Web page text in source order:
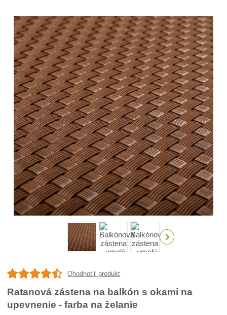
Ohodnotiť produkt
Ratanová zástena na balkón s okami na
upevnenie - farba na želanie